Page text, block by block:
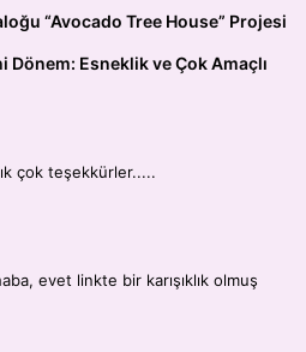
“Avocado Tree House” Projesi
Dönem: Esneklik ve Çok Amaçlı
çok teşekkürler.....
evet linkte bir karışıklık olmuş